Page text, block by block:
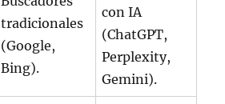
tradicionales
(Google,
Bing).
con IA
(ChatGPT,
Perplexity,
Gemini).